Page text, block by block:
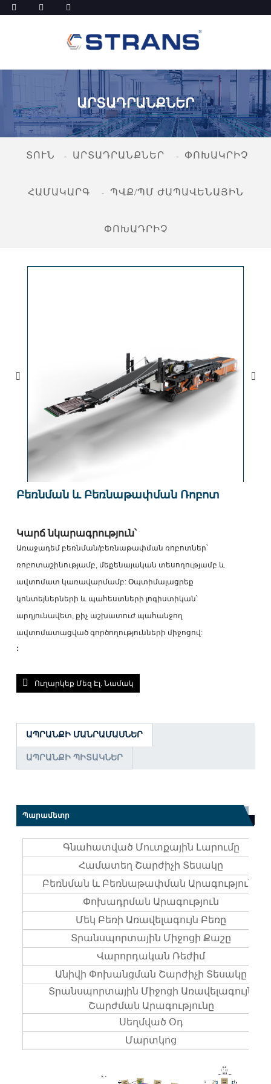
ԱՐՏԱԴՐԱՆՔՆԵՐ
ՏՈՒՆ ԱՐՏԱԴՐԱՆՔՆԵՐ ՓՈԽԱԿՐԻՉ
ՀԱՄԱԿԱՐԳ ՊՎՔ/ՊՄ ԺԱՊԱՎԵՆԱՅԻՆ
ՓՈԽԱԴՐԻՉ
Բեռնման ԵՒ Բեռնաթափման Ռոբոտ
Կարճ նկարագրություն՝
Առաջադեմ բեռնման/բեռնաթափման ռոբոտներ՝
ռոբոտաշինությամբ, մեքենայական տեսողությամբ և
ավտոմատ կառավարմամբ: Օպտիմալացրեք
կոնտեյներների և պահեստների լոգիստիկան՝
արդյունավետ, քիչ աշխատուժ պահանջող
ավտոմատացված գործողությունների միջոցով:
:
Ուղարկեք Մեզ Էլ. Նամակ
ԱՊՐԱՆՔԻ ՄԱՆՐԱՄԱՍՆԵՐ
ԱՊՐԱՆՔԻ ՊԻՏԱԿՆԵՐ
Պարամետր
Գնահատված Մուտքային Լարումը
Համատեղ Շարժիչի Տեսակը
Բեռնման ԵՒ Բեռնաթափման Արագությունը
Փոխադրման Արագություն
Մեկ Բեռի Առավելագույն Բեռը
Տրանսպորտային Միջոցի Քաշը
Վարորդական Ռեժիմ
Անիվի Փոխանցման Շարժիչի Տեսակը
Տրանսպորտային Միջոցի Առավելագույն
Շարժման Արագությունը
Սեղմված Օդ
Մարտկոց